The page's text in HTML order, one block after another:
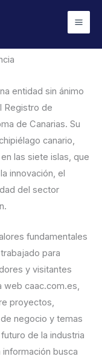
entidad sin ánimo
Registro de
de Canarias. Su
canario,
las siete islas, que
innovación, el
del sector
fundamentales
para
y visitantes
web caac.com.es,
proyectos,
negocio y temas
de la industria
busca